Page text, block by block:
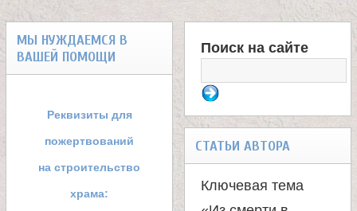
н
е
МЫ НУЖДАЕМСЯ В
ВАШЕЙ ПОМОЩИ
Реквизиты для
пожертвований
на строительство
храма:
Ф
о
р
м
Поиск на сайте
СТАТЬИ АВТОРА
Ключевая тема